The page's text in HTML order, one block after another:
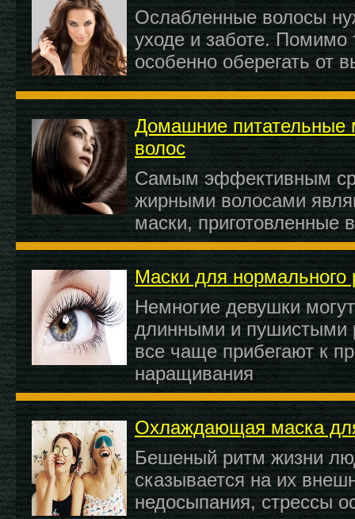
Ослабленные волосы
уходе и заботе. Помимо
особенно оберегать от
Домашние питательные
волос
Самым эффективным
жирными волосами
маски, приготовленные
Маски для нормального
Немногие девушки
длинными и пушистыми
все чаще прибегают к
наращивания
Охлаждающая маска
Бешеный ритм жизни
сказывается на их
недосыпания, стрессы